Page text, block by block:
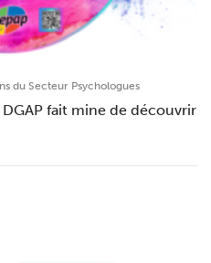
du Secteur Psychologues
fait mine de découvrir